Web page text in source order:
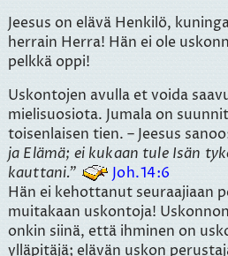
Jeesus on elävä Henkilö,
herrain Herra! Hän ei ole
pelkkä oppi!
Uskontojen avulla et voida
mielisuosiota. Jumala on
toisenlaisen tien. – Jeesus
ja Elämä; ei kukaan tule Isän
kauttani.
Joh.14:6
Hän ei kehottanut seuraajiaan
muitakaan uskontoja!
onkin siinä, että ihminen on
ylläpitäjä; elävän uskon